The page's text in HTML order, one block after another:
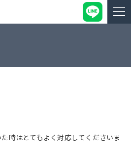
時はとてもよく対応してくださいま